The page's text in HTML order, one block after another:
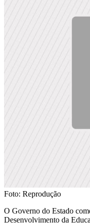
Foto: Reprodução
O Governo do Estado
Desenvolvimento da